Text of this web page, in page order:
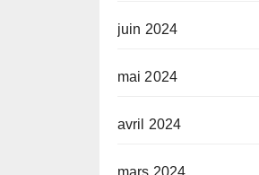
juin 2024
mai 2024
avril 2024
mars 2024